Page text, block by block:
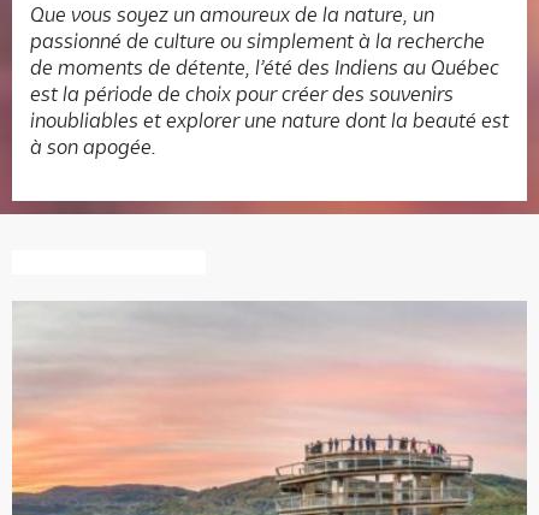
Que vous soyez un amoureux de la nature, un
passionné de culture ou simplement à la recherche
de moments de détente, l’été des Indiens au Québec
est la période de choix pour créer des souvenirs
inoubliables et explorer une nature dont la beauté est
à son apogée.